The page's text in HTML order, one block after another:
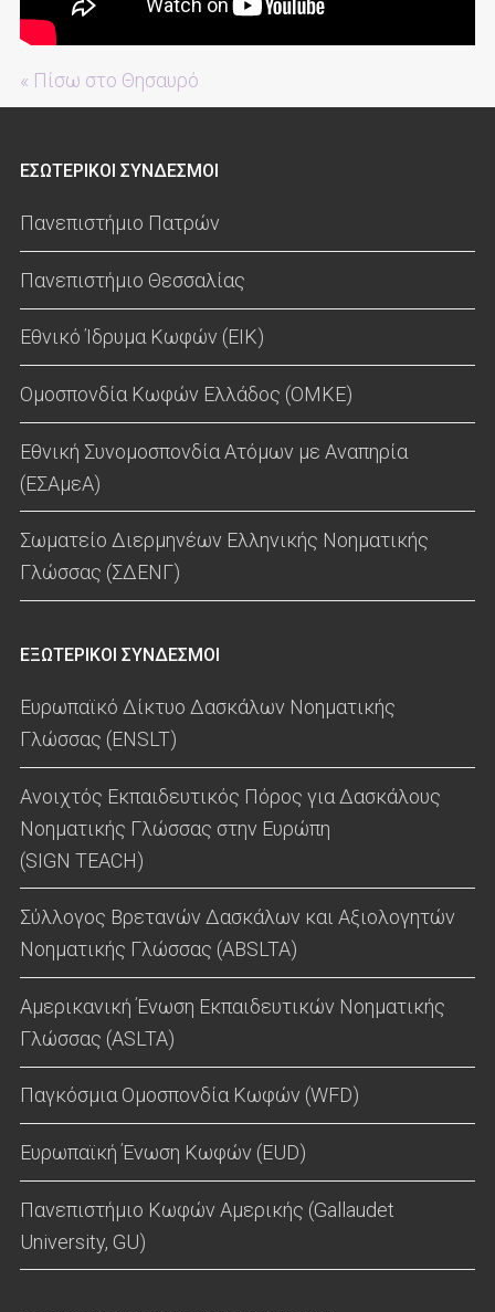
« Πίσω στο Θησαυρό
ΕΣΩΤΕΡΙΚΟΙ ΣΥΝΔΕΣΜΟΙ
Πανεπιστήμιο Πατρών
Πανεπιστήμιο Θεσσαλίας
Εθνικό Ίδρυμα Κωφών (ΕΙΚ)
Ομοσπονδία Κωφών Ελλάδος (ΟΜΚΕ)
Εθνική Συνομοσπονδία Ατόμων με Αναπηρία
(ΕΣΑμεΑ)
Σωματείο Διερμηνέων Ελληνικής Νοηματικής
Γλώσσας (ΣΔΕΝΓ)
ΕΞΩΤΕΡΙΚΟΙ ΣΥΝΔΕΣΜΟΙ
Ευρωπαϊκό Δίκτυο Δασκάλων Νοηματικής
Γλώσσας (ENSLT)
Ανοιχτός Εκπαιδευτικός Πόρος για Δασκάλους
Νοηματικής Γλώσσας στην Ευρώπη
(SIGN TEACH)
Σύλλογος Βρετανών Δασκάλων και Αξιολογητών
Νοηματικής Γλώσσας (ABSLTA)
Αμερικανική Ένωση Εκπαιδευτικών Νοηματικής
Γλώσσας (ASLTA)
Παγκόσμια Ομοσπονδία Κωφών (WFD)
Ευρωπαϊκή Ένωση Κωφών (EUD)
Πανεπιστήμιο Κωφών Αμερικής (Gallaudet
University, GU)